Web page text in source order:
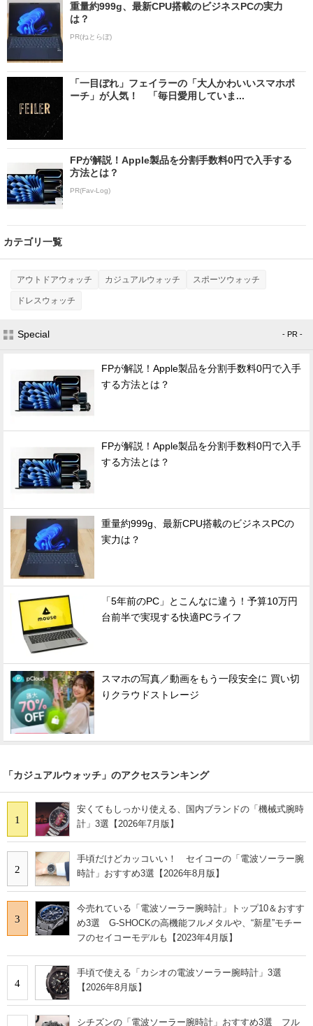
重量約999g、最新CPU搭載のビジネスPCの実力
は？
PR(ねとらぼ)
「一目ぼれ」フェイラーの「大人かわいいスマホポ
ーチ」が人気！ 「毎日愛用していま...
FPが解説！Apple製品を分割手数料0円で入手する
方法とは？
PR(Fav-Log)
カテゴリ一覧
アウトドアウォッチ カジュアルウォッチ スポーツウォッチ
ドレスウォッチ
Special - PR -
FPが解説！Apple製品を分割手数料0円で入手
する方法とは？
FPが解説！Apple製品を分割手数料0円で入手
する方法とは？
重量約999g、最新CPU搭載のビジネスPCの
実力は？
「5年前のPC」とこんなに違う！予算10万円
台前半で実現する快適PCライフ
スマホの写真／動画をもう一段安全に 買い切
りクラウドストレージ
「カジュアルウォッチ」のアクセスランキング
1
安くてもしっかり使える、国内ブランドの「機械式腕時
計」3選【2026年7月版】
2
手頃だけどカッコいい！ セイコーの「電波ソーラー腕
時計」おすすめ3選【2026年8月版】
3
今売れている「電波ソーラー腕時計」トップ10＆おすす
め3選 G-SHOCKの高機能フルメタルや、“新星”モチー
フのセイコーモデルも【2023年4月版】
4
手頃で使える「カシオの電波ソーラー腕時計」3選
【2026年8月版】
シチズンの「電波ソーラー腕時計」おすすめ3選 フル